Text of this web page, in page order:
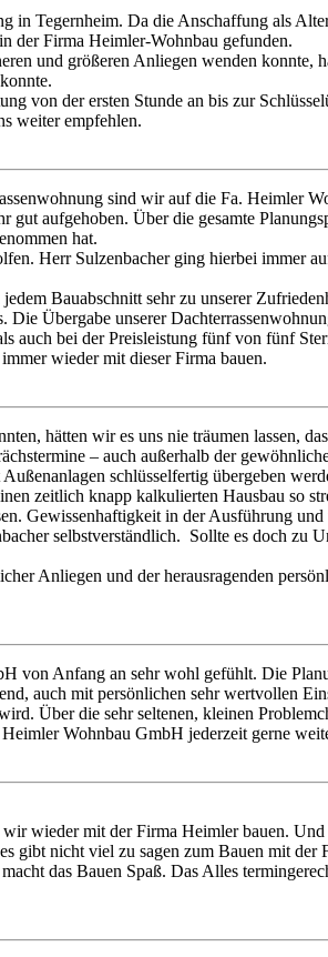
in Tegernheim. Da die Anschaffung als
der Firma Heimler-Wohnbau gefunden.
und größeren Anliegen wenden
von der ersten Stunde an bis zur
weiter empfehlen.
sind wir auf die Fa. Heimler
aufgehoben. Über die gesamte
hat.
Herr Sulzenbacher ging hierbei immer
Bauabschnitt sehr zu unserer
Übergabe unserer
auch bei der Preisleistung fünf von fünf
wieder mit dieser Firma bauen.
hätten wir es uns nie träumen lassen,
– auch außerhalb der
schlüsselfertig übergeben
zeitlich knapp kalkulierten Hausbau so
Gewissenhaftigkeit in der Ausführung
selbstverständlich. Sollte es doch zu
Anliegen und der herausragenden
von Anfang an sehr wohl gefühlt. Die
auch mit persönlichen sehr wertvollen
Über die sehr seltenen, kleinen
Wohnbau GmbH jederzeit gerne
wieder mit der Firma Heimler bauen.
gibt nicht viel zu sagen zum Bauen mit
das Bauen Spaß. Das Alles